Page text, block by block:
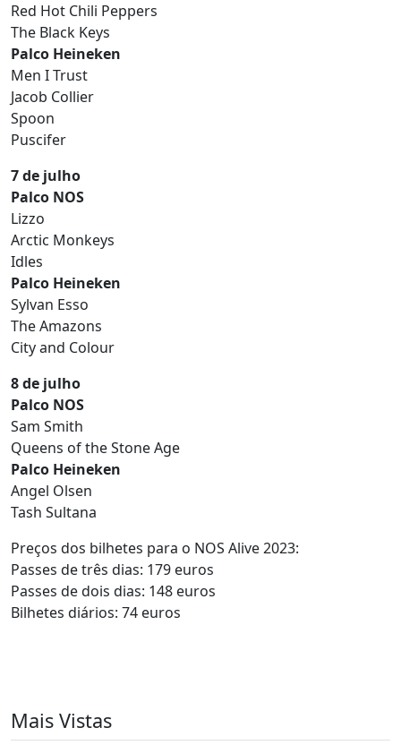
Red Hot Chili Peppers
The Black Keys
Palco Heineken
Men I Trust
Jacob Collier
Spoon
Puscifer
7 de julho
Palco NOS
Lizzo
Arctic Monkeys
Idles
Palco Heineken
Sylvan Esso
The Amazons
City and Colour
8 de julho
Palco NOS
Sam Smith
Queens of the Stone Age
Palco Heineken
Angel Olsen
Tash Sultana
Preços dos bilhetes para o NOS Alive 2023:
Passes de três dias: 179 euros
Passes de dois dias: 148 euros
Bilhetes diários: 74 euros
Mais Vistas